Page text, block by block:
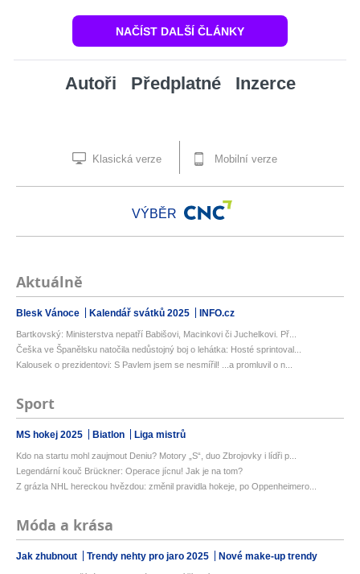
NAČÍST DALŠÍ ČLÁNKY
Autoři Předplatné Inzerce
Klasická verze Mobilní verze
VÝBĚR
Aktuálně
Blesk Vánoce Kalendář svátků 2025 INFO.cz
Bartkovský: Ministerstva nepatří Babišovi, Macinkovi či Juchelkovi. Př...
Češka ve Španělsku natočila nedůstojný boj o lehátka: Hosté sprintoval...
Kalousek o prezidentovi: S Pavlem jsem se nesmířil! ...a promluvil o n...
Sport
MS hokej 2025 Biatlon Liga mistrů
Kdo na startu mohl zaujmout Deniu? Motory „S“, duo Zbrojovky i lídři p...
Legendární kouč Brückner: Operace jícnu! Jak je na tom?
Z grázla NHL hereckou hvězdou: změnil pravidla hokeje, po Oppenheimero...
Móda a krása
Jak zhubnout Trendy nehty pro jaro 2025 Nové make-up trendy